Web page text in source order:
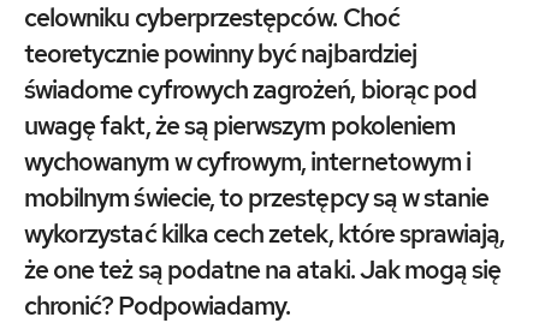
celowniku cyberprzestępców. Choć
teoretycznie powinny być najbardziej
świadome cyfrowych zagrożeń, biorąc pod
uwagę fakt, że są pierwszym pokoleniem
wychowanym w cyfrowym, internetowym i
mobilnym świecie, to przestępcy są w stanie
wykorzystać kilka cech zetek, które sprawiają,
że one też są podatne na ataki. Jak mogą się
chronić? Podpowiadamy.